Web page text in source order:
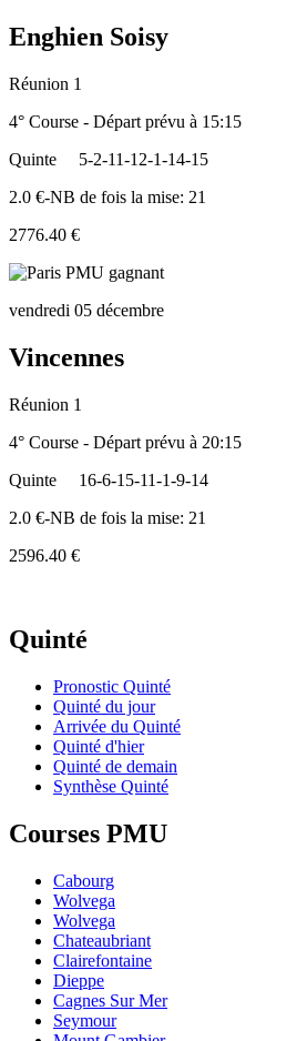
Enghien Soisy
Réunion 1
4° Course - Départ prévu à 15:15
Quinte
5-2-11-12-1-14-15
2.0 €-NB de fois la mise: 21
2776.40 €
vendredi 05 décembre
Vincennes
Réunion 1
4° Course - Départ prévu à 20:15
Quinte
16-6-15-11-1-9-14
2.0 €-NB de fois la mise: 21
2596.40 €
Quinté
Pronostic Quinté
Quinté du jour
Arrivée du Quinté
Quinté d'hier
Quinté de demain
Synthèse Quinté
Courses PMU
Cabourg
Wolvega
Wolvega
Chateaubriant
Clairefontaine
Dieppe
Cagnes Sur Mer
Seymour